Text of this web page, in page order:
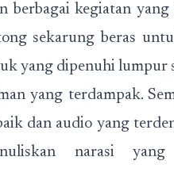
berbagai kegiatan
sekarung beras
yang dipenuhi lumpur
yang terdampak.
dan audio yang
narasi yang